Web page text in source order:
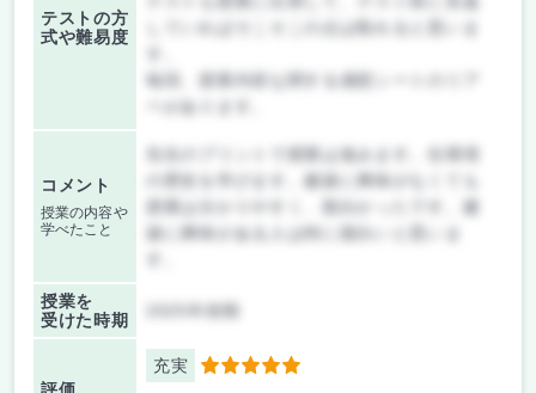
テストの方
式や難易度
毎回、授業内容な関する感想シートのリア
ペがあります。
コメント
授業の内容や
学べたこと
先生のプリントで授業は進みます。住環境
の歴史を学びます。建築に興味がなくても
授業は分かりやすく、面白かったです。建
築に興味がある人は特に面白いと思いま
授業を
受けた時期
充実 5